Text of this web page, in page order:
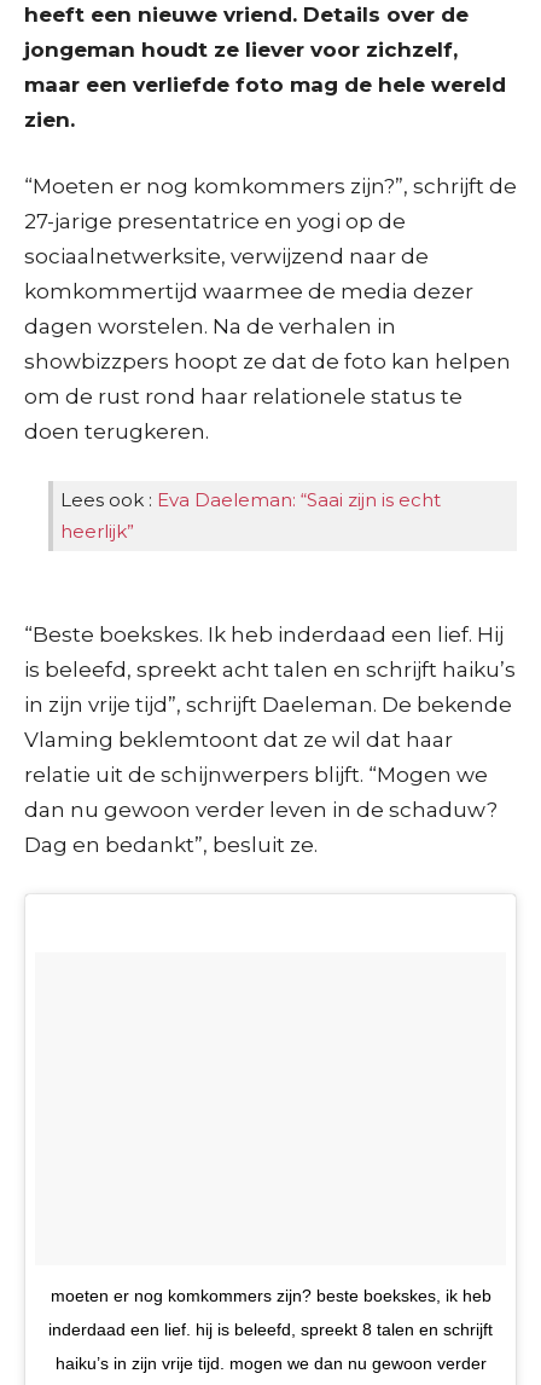
heeft een nieuwe vriend. Details over de
jongeman houdt ze liever voor zichzelf,
maar een verliefde foto mag de hele wereld
zien.
“Moeten er nog komkommers zijn?”, schrijft de
27-jarige presentatrice en yogi op de
sociaalnetwerksite, verwijzend naar de
komkommertijd waarmee de media dezer
dagen worstelen. Na de verhalen in
showbizzpers hoopt ze dat de foto kan helpen
om de rust rond haar relationele status te
doen terugkeren.
Lees ook : Eva Daeleman: “Saai zijn is echt
heerlijk”
“Beste boekskes. Ik heb inderdaad een lief. Hij
is beleefd, spreekt acht talen en schrijft haiku’s
in zijn vrije tijd”, schrijft Daeleman. De bekende
Vlaming beklemtoont dat ze wil dat haar
relatie uit de schijnwerpers blijft. “Mogen we
dan nu gewoon verder leven in de schaduw?
Dag en bedankt”, besluit ze.
moeten er nog komkommers zijn? beste boekskes, ik heb
inderdaad een lief. hij is beleefd, spreekt 8 talen en schrijft
haiku’s in zijn vrije tijd. mogen we dan nu gewoon verder